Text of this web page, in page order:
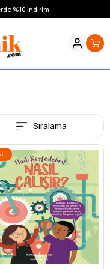
%10 İndirim
Sıralama